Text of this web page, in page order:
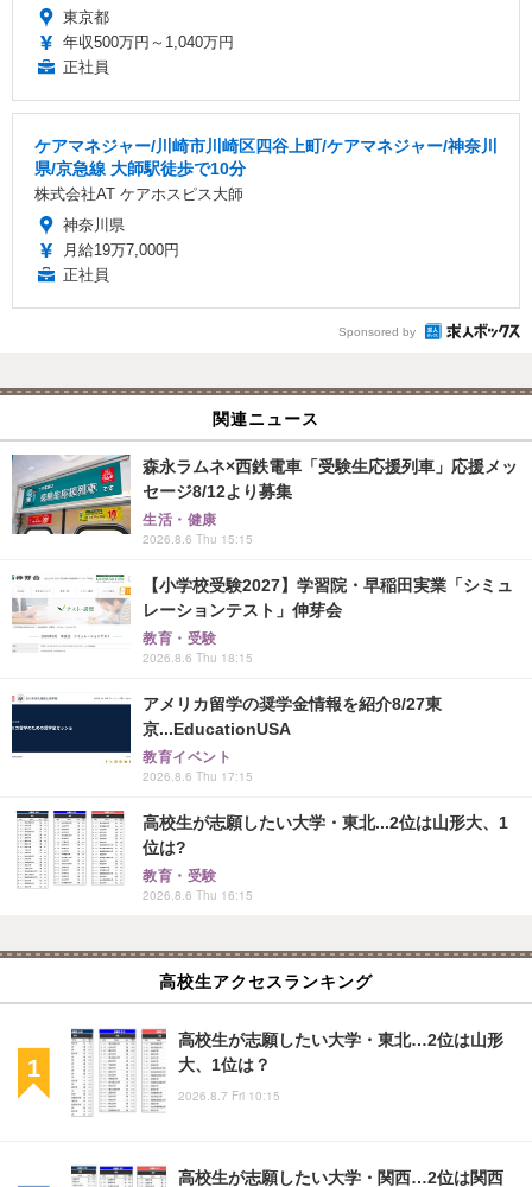
東京都
年収500万円～1,040万円
正社員
ケアマネジャー/川崎市川崎区四谷上町/ケアマネジャー/神奈川
県/京急線 大師駅徒歩で10分
株式会社AT ケアホスピス大師
神奈川県
月給19万7,000円
正社員
Sponsored by
関連ニュース
森永ラムネ×西鉄電車「受験生応援列車」応援メッ
セージ8/12より募集
生活・健康
2026.8.6 Thu 15:15
【小学校受験2027】学習院・早稲田実業「シミュ
レーションテスト」伸芽会
教育・受験
2026.8.6 Thu 18:15
アメリカ留学の奨学金情報を紹介8/27東
京...EducationUSA
教育イベント
2026.8.6 Thu 17:15
高校生が志願したい大学・東北...2位は山形大、1
位は?
教育・受験
2026.8.6 Thu 16:15
高校生アクセスランキング
高校生が志願したい大学・東北…2位は山形
大、1位は？
2026.8.7 Fri 10:15
高校生が志願したい大学・関西…2位は関西